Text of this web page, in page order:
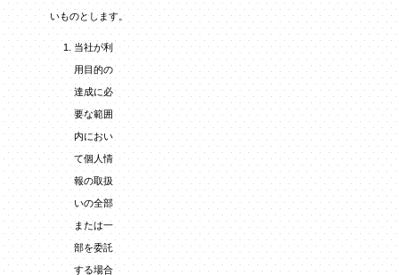
いものとします。
当社が利
用目的の
達成に必
要な範囲
内におい
て個人情
報の取扱
いの全部
または一
部を委託
する場合